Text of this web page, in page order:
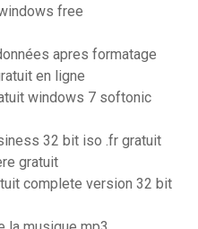
free
apres formatage
en ligne
windows 7 softonic
32 bit iso .fr gratuit
gratuit
complete version 32 bit